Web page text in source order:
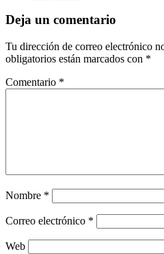
Deja un comentario
Tu dirección de correo electrónico
obligatorios están marcados con *
Comentario *
Nombre *
Correo electrónico *
Web